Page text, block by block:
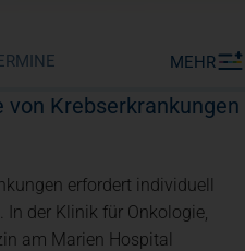
MEHR
von Krebserkrankungen
erfordert individuell
der Klinik für Onkologie,
am Marien Hospital